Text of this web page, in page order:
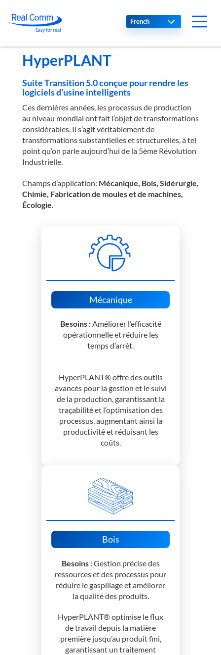
Select your language
HyperPLANT
Suite Transition 5.0 conçue pour rendre les
logiciels d’usine intelligents
Ces dernières années, les processus de production
au niveau mondial ont fait l’objet de transformations
considérables. Il s’agit véritablement de
transformations substantielles et structurelles, à tel
point qu’on parle aujourd’hui de la 5ème Révolution
Industrielle.
Champs d’application: Mécanique, Bois, Sidérurgie,
Chimie, Fabrication de moules et de machines,
Écologie
Mécanique
Besoins :Améliorer l’efficacité
opérationnelle et réduire les
temps d’arrêt.
HyperPLANT® offre des outils
avancés pour la gestion et le suivi
de la production, garantissant la
traçabilité et l’optimisation des
processus, augmentant ainsi la
productivité et réduisant les
coûts.
Bois
Besoins :Gestion précise des
ressources et des processus pour
réduire le gaspillage et améliorer
la qualité des produits.
HyperPLANT® optimise le flux
de travail depuis la matière
première jusqu’au produit fini,
garantissant un traitement